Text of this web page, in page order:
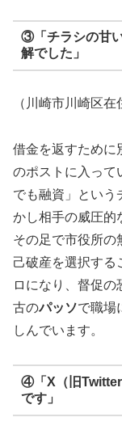
③「チラシの甘
解でした」
（川崎市川崎区在
借金を返すために
のポストに入って
でも融資」という
かし相手の威圧的
その足で市役所の
己破産を選択する
ロになり、督促
古のパッソで職場
しんでいます。
④「X（旧Twitter
です」